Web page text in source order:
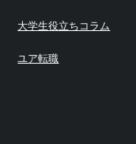
大学生役立ちコラム
ユア転職